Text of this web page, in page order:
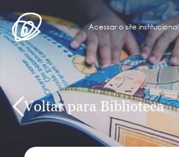
Acessar o site institucional
Voltar para Biblioteca